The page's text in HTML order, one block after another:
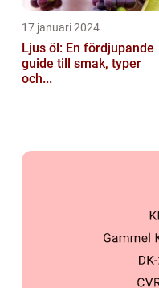
17 januari 2024
Ljus öl: En fördjupande
guide till smak, typer
och...